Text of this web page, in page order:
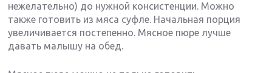
нежелательно) до нужной консистенции. Можно
также готовить из мяса суфле. Начальная порция
увеличивается постепенно. Мясное пюре лучше
давать малышу на обед.